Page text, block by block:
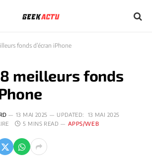
fonds d’écran iPhone
meilleurs fonds
13 MAI 2025 UPDATED:
13 MAI 2025
5 MINS READ APPS/WEB